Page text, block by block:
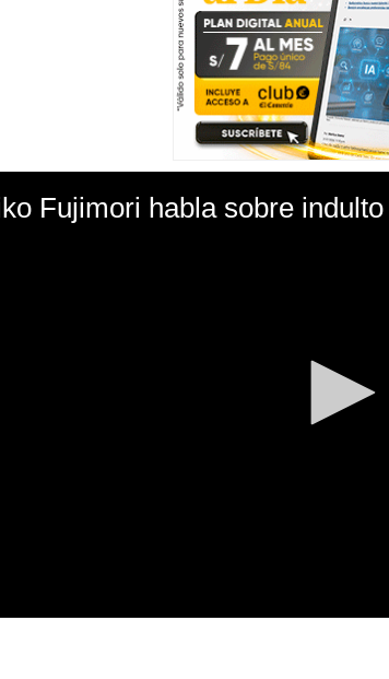
Fujimori habla sobre